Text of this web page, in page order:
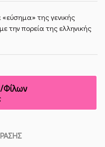
«εύσημα» της γενικής
την πορεία της ελληνικής
Φίλων